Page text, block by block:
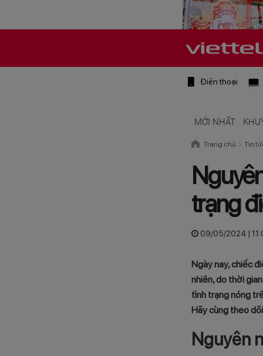
Điện thoại
MỚI NHẤT
Trang chủ Tin
trạng
09/05/2024 |
Ngày nay, chiếc
nhiên, do thời
tình trạng nóng
Hãy cùng theo
Nguyên